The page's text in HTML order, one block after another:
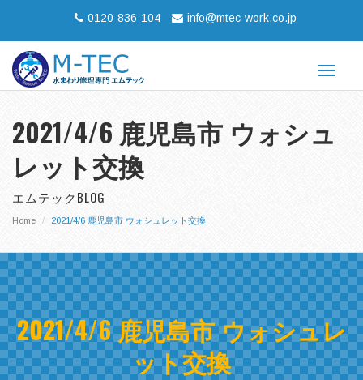
0120-836-104 info@mtec-work.co.jp
Toggle
2021/4/6 鹿児島市 ウォシュ
レット交換
エムテックBLOG
Home 2021/4/6 鹿児島市 ウォシュレット交換
2021/4/6 鹿児島市 ウォシュレ
ット交換